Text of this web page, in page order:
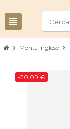
view_headline
chevron_right Monta Inglese chevron_right
-20,00 €